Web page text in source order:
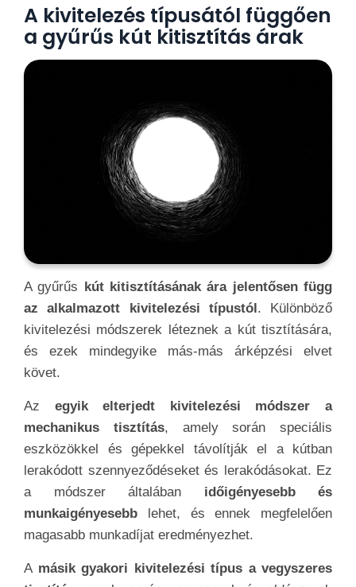
A kivitelezés típusától függően
a gyűrűs kút kitisztítás árak
A gyűrűs kút kitisztításának ára jelentősen függ
az alkalmazott kivitelezési típustól . Különböző
kivitelezési módszerek léteznek a kút tisztítására,
és ezek mindegyike más-más árképzési elvet
követ.
Az egyik elterjedt kivitelezési módszer a
mechanikus tisztítás, amely során speciális
eszközökkel és gépekkel távolítják el a kútban
lerakódott szennyeződéseket és lerakódásokat. Ez
a módszer általában időigényesebb és
munkaigényesebb
lehet, és ennek megfelelően
magasabb munkadíjat eredményezhet.
A másik gyakori kivitelezési típus a vegyszeres